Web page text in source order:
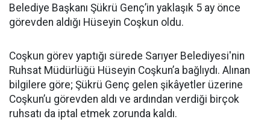
Belediye Başkanı Şükrü Genç’in yaklaşık 5 ay önce
görevden aldığı Hüseyin Coşkun oldu.
Coşkun görev yaptığı sürede Sarıyer Belediyesi'nin
Ruhsat Müdürlüğü Hüseyin Coşkun’a bağlıydı. Alınan
bilgilere göre; Şükrü Genç gelen şikâyetler üzerine
Coşkun’u görevden aldı ve ardından verdiği birçok
ruhsatı da iptal etmek zorunda kaldı.